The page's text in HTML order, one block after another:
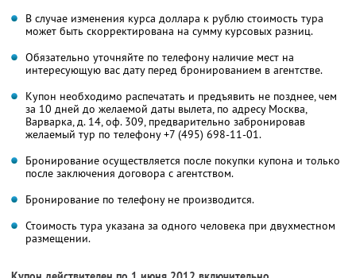
В случае изменения курса доллара к рублю стоимость тура
может быть скорректирована на сумму курсовых разниц.
Обязательно уточняйте по телефону наличие мест на
интересующую вас дату перед бронированием в агентстве.
Купон необходимо распечатать и предъявить не позднее, чем
за 10 дней до желаемой даты вылета, по адресу Москва,
Варварка, д. 14, оф. 309, предварительно забронировав
желаемый тур по телефону +7 (495) 698-11-01.
Бронирование осуществляется после покупки купона и только
после заключения договора с агентством.
Бронирование по телефону не производится.
Стоимость тура указана за одного человека при двухместном
размещении.